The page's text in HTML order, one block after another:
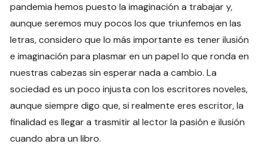
pandemia hemos puesto la imaginación a trabajar y,
aunque seremos muy pocos los que triunfemos en las
letras, considero que lo más importante es tener ilusión
e imaginación para plasmar en un papel lo que ronda en
nuestras cabezas sin esperar nada a cambio. La
sociedad es un poco injusta con los escritores noveles,
aunque siempre digo que, si realmente eres escritor, la
finalidad es llegar a trasmitir al lector la pasión e ilusión
cuando abra un libro.